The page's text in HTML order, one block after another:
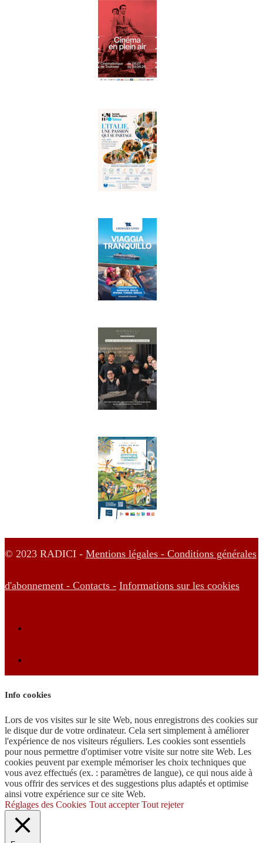
© 2023 RADICI - Mentions légales - Conditions générales
d'abonnement - Contacts - Informations sur les cookies
Info cookies
Lors de vos visites sur le site Web, nous enregistrons des cookies sur
le disque dur de votre ordinateur. Cela sert simplement à améliorer
l'expérience de nos visiteurs réguliers. Les cookies sont essentiels
pour nous permettre d'optimiser votre visite sur notre site Web. Les
cookies peuvent par exemple mémoriser les choix techniques que
vous avez effectués (ex. : paramètres de langue), ce qui nous aide à
vous offrir des services et des suggestions plus adaptés et optimise
ainsi votre expérience sur ce site Web.
Réglages des Cookies Tout accepter Tout rejeter